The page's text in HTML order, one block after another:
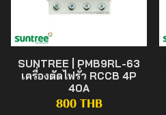
SUNTREE | PMB9RL-63
เครื่องตัดไฟรั่ว RCCB 4P
40A
800 THB